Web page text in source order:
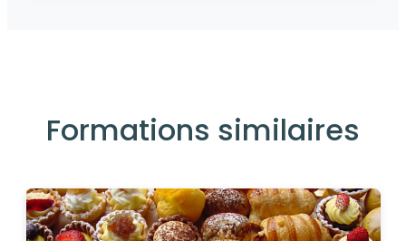
Formations similaires